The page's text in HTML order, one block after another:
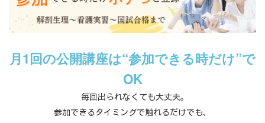
月1回の公開講座は“参加できる時だけ”で
OK
毎回出られなくても大丈夫。
参加できるタイミングで触れるだけでも、